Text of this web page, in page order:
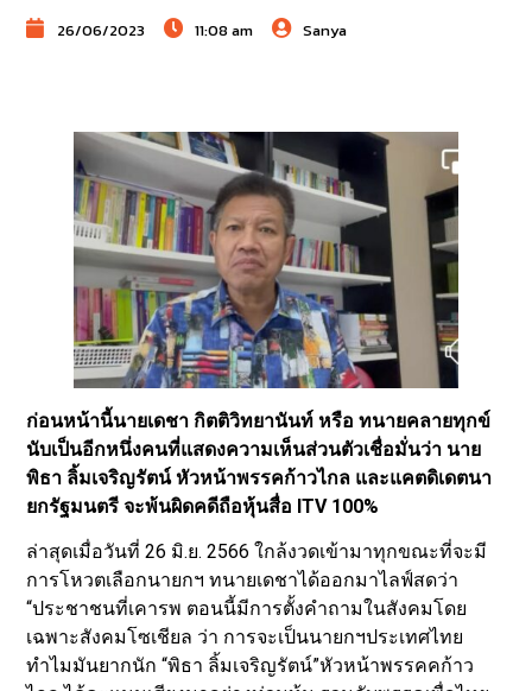
26/06/2023 11:08 am Sanya
ก่อนหน้านี้นายเดชา กิตติวิทยานันท์ หรือ ทนายคลายทุกข์
นับเป็นอีกหนึ่งคนที่แสดงความเห็นส่วนตัวเชื่อมั่นว่า นาย
พิธา ลิ้มเจริญรัตน์ หัวหน้าพรรคก้าวไกล และแคตดิเดตนา
ยกรัฐมนตรี จะพ้นผิดคดีถือหุ้นสื่อ ITV 100%
ล่าสุดเมื่อวันที่ 26 มิ.ย. 2566 ใกล้งวดเข้ามาทุกขณะที่จะมี
การโหวตเลือกนายกฯ​ ทนายเดชาได้ออกมาไลฟ์สด​ว่า
“ประชาชนที่เคารพ ตอนนี้มีการตั้งคำถามในสังคมโดย
เฉพาะสังคมโซเชียล ว่า การจะเป็นนายกฯประเทศไทย
ทำไมมันยากนัก “พิธา ลิ้มเจริญรัตน์”หัวหน้าพรรคคก้าว